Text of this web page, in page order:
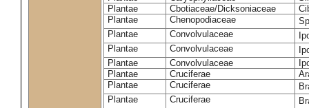
Plantae
Cbotiaceae/Dicksoniaceae
Plantae
Chenopodiaceae
Plantae
Convolvulaceae
Plantae
Convolvulaceae
Plantae
Convolvulaceae
Plantae
Cruciferae
Plantae
Cruciferae
Plantae
Cruciferae